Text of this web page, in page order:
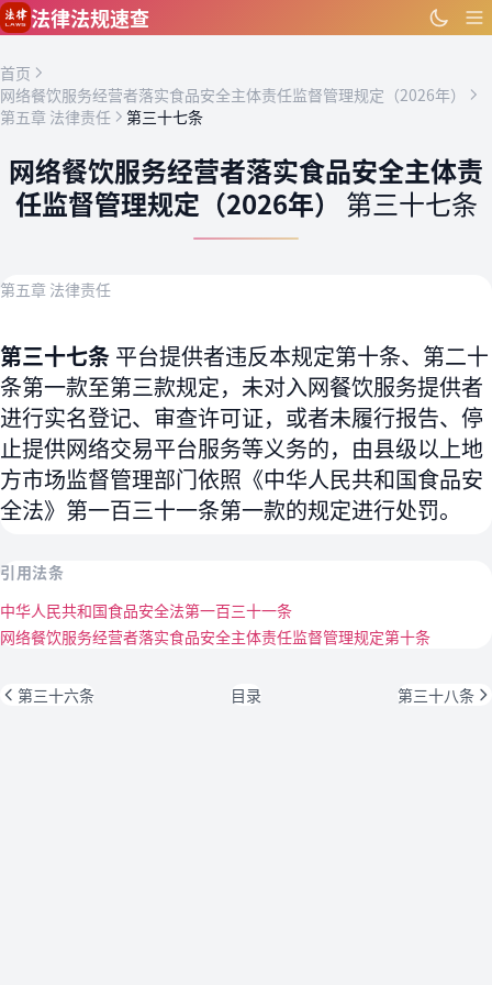
跳到主要内容
法律法规速查
首页
网络餐饮服务经营者落实食品安全主体责任监督管理规定（2026年）
第五章 法律责任
第三十七条
网络餐饮服务经营者落实食品安全主体责
任监督管理规定（2026年） 第三十七条
第五章 法律责任
第三十七条 平台提供者违反本规定第十条、第二十
条第一款至第三款规定，未对入网餐饮服务提供者
进行实名登记、审查许可证，或者未履行报告、停
止提供网络交易平台服务等义务的，由县级以上地
方市场监督管理部门依照《中华人民共和国食品安
全法》第一百三十一条第一款的规定进行处罚。
引用法条
中华人民共和国食品安全法第一百三十一条
网络餐饮服务经营者落实食品安全主体责任监督管理规定第十条
第三十六条 目录 第三十八条